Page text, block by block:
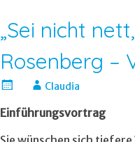
„Sei nicht
Rosenberg –
Claudia
Einführungsvortrag